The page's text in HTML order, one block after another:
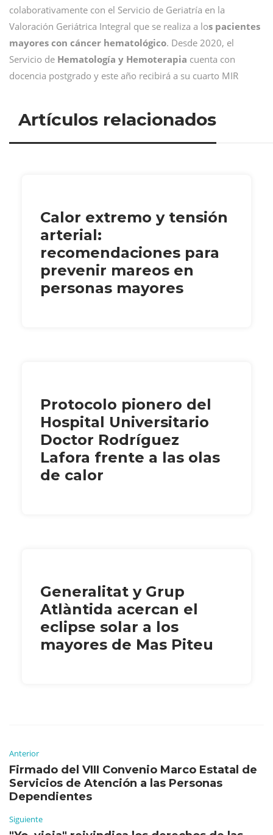
colaborativamente con el Servicio de Geriatría en la
Valoración Geriátrica Integral que se realiza a los pacientes
mayores con cáncer hematológico. Desde 2020, el
Servicio de Hematología y Hemoterapia cuenta con
docencia postgrado y este año recibirá a su cuarto MIR
Artículos relacionados
Calor extremo y tensión
arterial:
recomendaciones para
prevenir mareos en
personas mayores
Protocolo pionero del
Hospital Universitario
Doctor Rodríguez
Lafora frente a las olas
de calor
Generalitat y Grup
Atlàntida acercan el
eclipse solar a los
mayores de Mas Piteu
Anterior
Firmado del VIII Convenio Marco Estatal de
Servicios de Atención a las Personas
Dependientes
Siguiente